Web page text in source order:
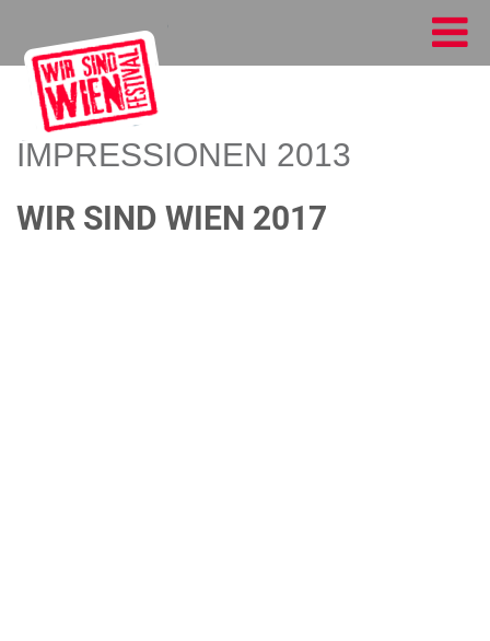
IMPRESSIONEN 2013
WIR SIND WIEN 2017